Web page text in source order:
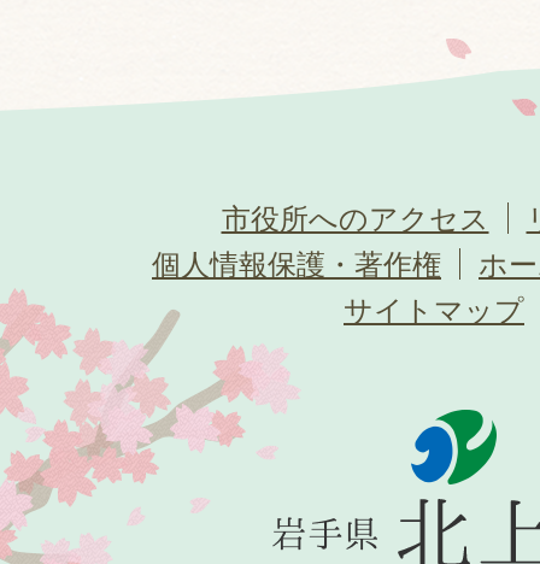
市役所へのアクセス
個人情報保護・著作権
ホ
サイトマップ